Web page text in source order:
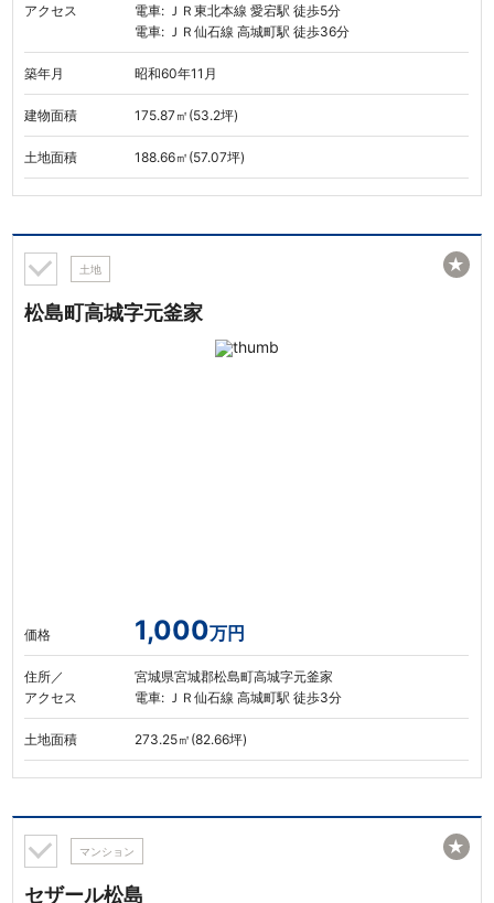
アクセス
電車: ＪＲ東北本線 愛宕駅 徒歩5分
電車: ＪＲ仙石線 高城町駅 徒歩36分
築年月 昭和60年11月
建物面積 175.87㎡(53.2坪)
土地面積 188.66㎡(57.07坪)
土地
松島町高城字元釜家
価格 1,000万円
住所／
アクセス
宮城県宮城郡松島町高城字元釜家
電車: ＪＲ仙石線 高城町駅 徒歩3分
土地面積 273.25㎡(82.66坪)
★
マンション
セザール松島
★